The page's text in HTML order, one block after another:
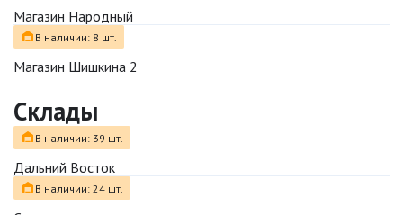
Магазин Народный
В наличии: 8 шт.
Магазин Шишкина 2
Склады
В наличии: 39 шт.
Дальний Восток
В наличии: 24 шт.